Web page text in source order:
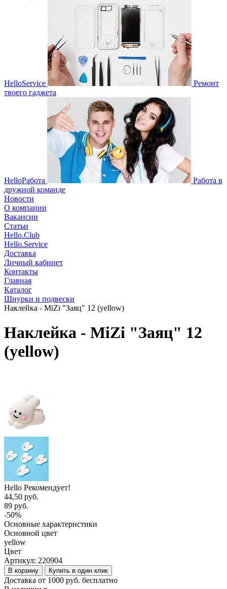
HelloService
Ремонт
твоего гаджета
HelloРабота
Работа в
дружной команде
Новости
О компании
Вакансии
Статьи
Hello.Club
Hello.Service
Доставка
Личный кабинет
Контакты
Главная
Каталог
Шнурки и подвески
Наклейка - MiZi "Заяц" 12 (yellow)
Наклейка - MiZi "Заяц" 12
(yellow)
Hello Рекомендует!
44,50 руб.
89 руб.
-50%
Основные характеристики
Основной цвет
yellow
Цвет
Артикул: 220904
В корзину Купить в один клик
Доставка от 1000 руб. бесплатно